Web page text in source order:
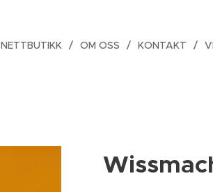
NETTBUTIKK OM OSS KONTAKT